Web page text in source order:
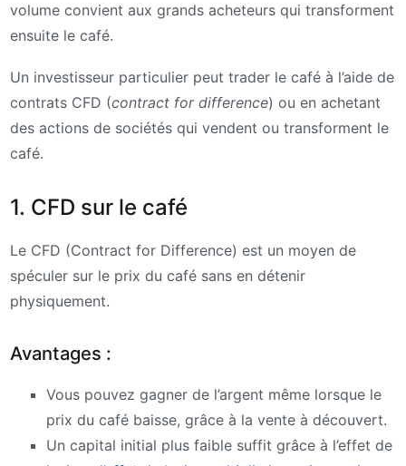
volume convient aux grands acheteurs qui transforment
ensuite le café.
Un investisseur particulier peut trader le café à l’aide de
contrats CFD (contract for difference) ou en achetant
des actions de sociétés qui vendent ou transforment le
café.
1. CFD sur le café
Le CFD (Contract for Difference) est un moyen de
spéculer sur le prix du café sans en détenir
physiquement.
Avantages :
Vous pouvez gagner de l’argent même lorsque le
prix du café baisse, grâce à la vente à découvert.
Un capital initial plus faible suffit grâce à l’effet de